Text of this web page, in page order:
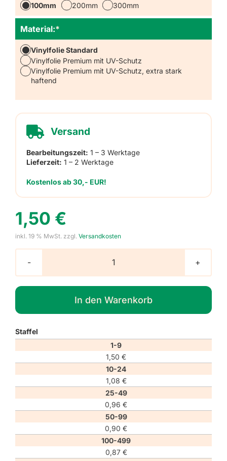
100mm 200mm 300mm
*
Material:
Vinylfolie Standard
Vinylfolie Premium mit UV-Schutz
Vinylfolie Premium mit UV-Schutz, extra stark
haftend
Versand
Bearbeitungszeit: 1 – 3 Werktage
Lieferzeit: 1 – 2 Werktage
Kostenlos ab 30,- EUR!
1,50 €
inkl. 19 % MwSt. zzgl. Versandkosten
Verbotszeichen
P044
"Nutzung
von
Datenbrillen
In den Warenkorb
Staffel
1-9
1,50 €
10-24
1,08 €
25-49
0,96 €
50-99
0,90 €
100-499
0,87 €